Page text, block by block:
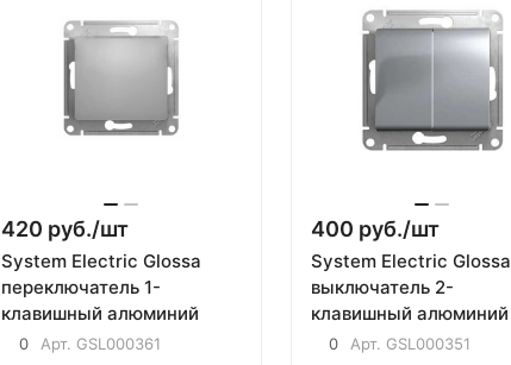
420 руб./шт
System Electric Glossa
переключатель 1-
клавишный алюминий
0 Арт. GSL000361
400 руб./шт
System Electric Glossa
выключатель 2-
клавишный алюминий
0 Арт. GSL000351